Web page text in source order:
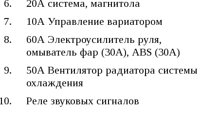
20А система, магнитола
10А Управление вариатором
60А Электроусилитель руля,
омыватель фар (30А), ABS (30А)
50А Вентилятор радиатора системы
охлаждения
Реле звуковых сигналов